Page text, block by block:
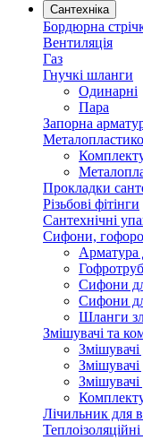
Сантехніка
Бордюрна
Вентиляція
Газ
Гнучкі шланги
Одинарні
Пара
Запорна
Прокладки
Різьбові фітінги
Сантехнічні
Сифони,
Арматура
Сифони
Сифони
Шланги
Змішувачі та
Змішувачі
Лічильник для